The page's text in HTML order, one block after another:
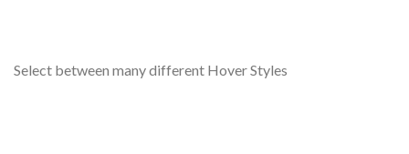
Select between many different Hover Styles